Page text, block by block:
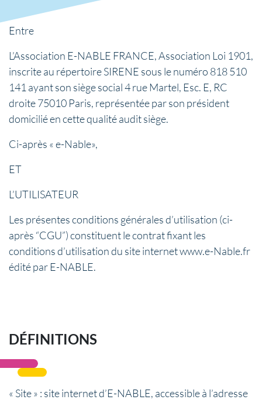
Entre
L’Association E-NABLE FRANCE, Association Loi 1901,
inscrite au répertoire SIRENE sous le numéro 818 510
141 ayant son siège social 4 rue Martel, Esc. E, RC
droite 75010 Paris, représentée par son président
domicilié en cette qualité audit siège.
Ci-après « e-Nable»,
ET
L’UTILISATEUR
Les présentes conditions générales d’utilisation (ci-
après “CGU”) constituent le contrat fixant les
conditions d’utilisation du site internet www.e-Nable.fr
édité par E-NABLE.
DÉFINITIONS
« Site » : site internet d’E-NABLE, accessible à l’adresse